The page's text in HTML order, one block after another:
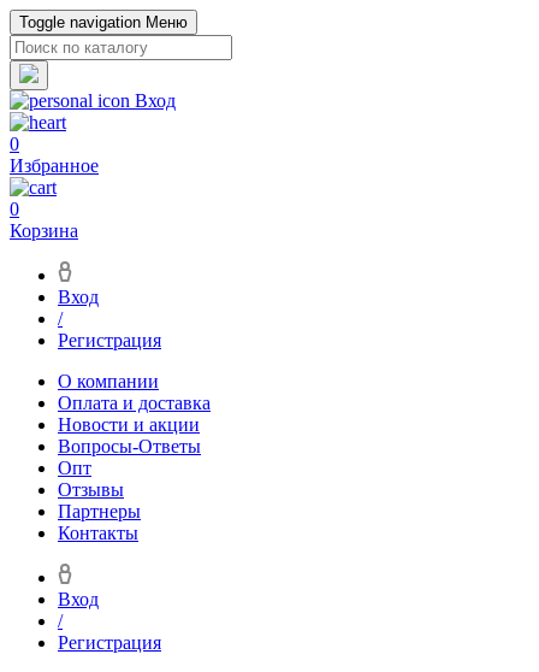
Toggle navigation Меню
Вход
0
Избранное
0
Корзина
Вход
/
Регистрация
О компании
Оплата и доставка
Новости и акции
Вопросы-Ответы
Опт
Отзывы
Партнеры
Контакты
Вход
/
Регистрация